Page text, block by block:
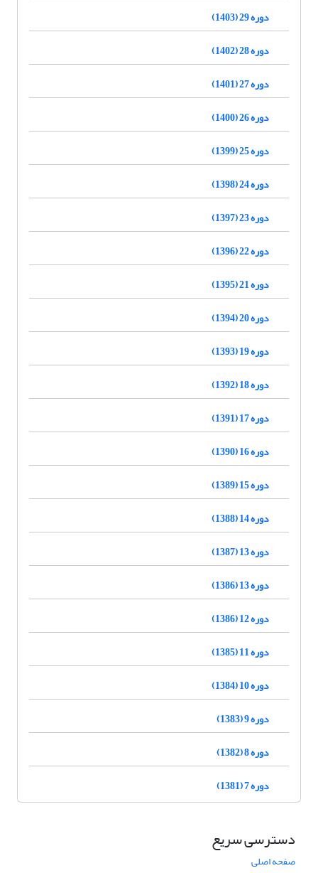
دوره 29 (1403)
دوره 28 (1402)
دوره 27 (1401)
دوره 26 (1400)
دوره 25 (1399)
دوره 24 (1398)
دوره 23 (1397)
دوره 22 (1396)
دوره 21 (1395)
دوره 20 (1394)
دوره 19 (1393)
دوره 18 (1392)
دوره 17 (1391)
دوره 16 (1390)
دوره 15 (1389)
دوره 14 (1388)
دوره 13 (1387)
دوره 13 (1386)
دوره 12 (1386)
دوره 11 (1385)
دوره 10 (1384)
دوره 9 (1383)
دوره 8 (1382)
دوره 7 (1381)
دسترسی سریع
صفحه اصلی